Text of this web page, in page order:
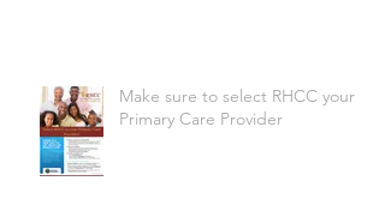
Make sure to select RHCC your
Primary Care Provider